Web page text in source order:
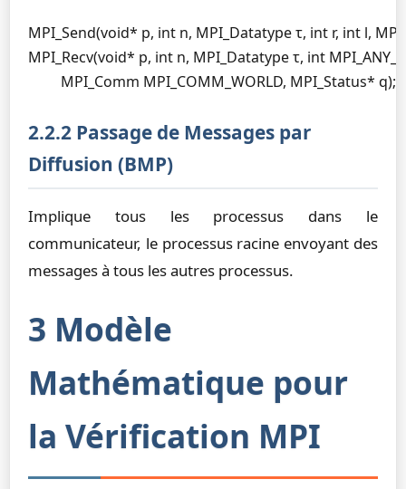
MPI_Send(void* p, int n, MPI_Datatype τ, int r, int l,
MPI_Recv(void* p, int n, MPI_Datatype τ, int
         MPI_Comm MPI_COMM_WORLD, MPI_Status* q);
2.2.2 Passage de Messages par
Diffusion (BMP)
Implique tous les processus dans le
communicateur, le processus racine envoyant des
messages à tous les autres processus.
3 Modèle
Mathématique pour
la Vérification MPI